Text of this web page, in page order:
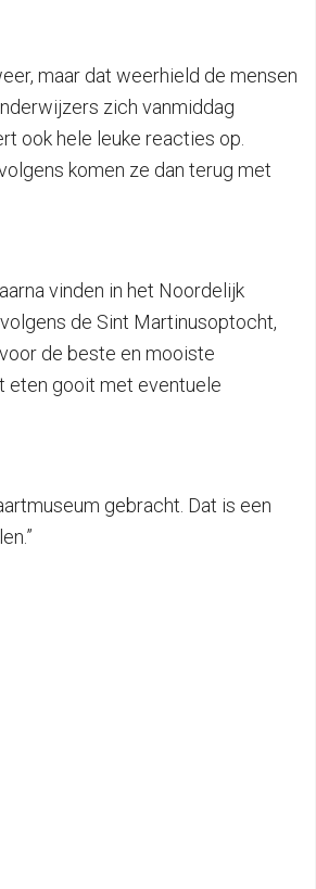
maar dat weerhield de mensen
zich vanmiddag
ook hele leuke reacties op.
komen ze dan terug met
vinden in het Noordelijk
de Sint Martinusoptocht,
de beste en mooiste
eten gooit met eventuele
gebracht. Dat is een